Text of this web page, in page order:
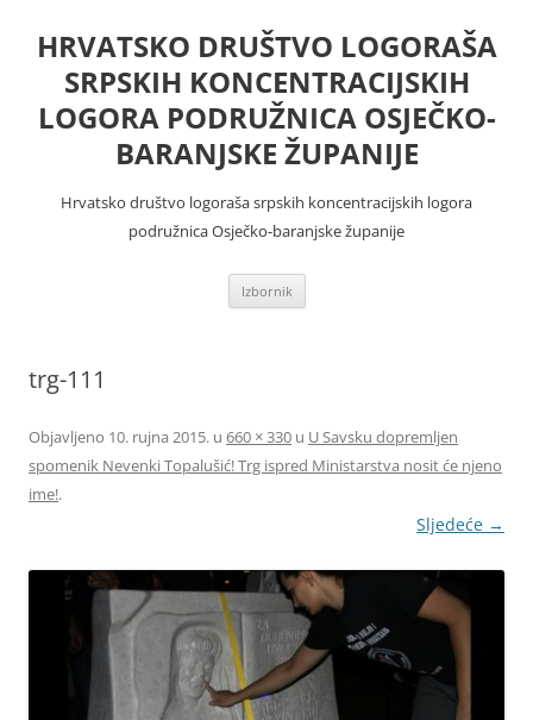
sadržaja
HRVATSKO DRUŠTVO LOGORAŠA
SRPSKIH KONCENTRACIJSKIH
LOGORA PODRUŽNICA OSJEČKO-
BARANJSKE ŽUPANIJE
Hrvatsko društvo logoraša srpskih koncentracijskih logora
podružnica Osječko-baranjske županije
Izbornik
trg-111
Objavljeno 10. rujna 2015. u 660 × 330 u U Savsku dopremljen
spomenik Nevenki Topalušić! Trg ispred Ministarstva nosit će njeno
ime!.
Sljedeće →